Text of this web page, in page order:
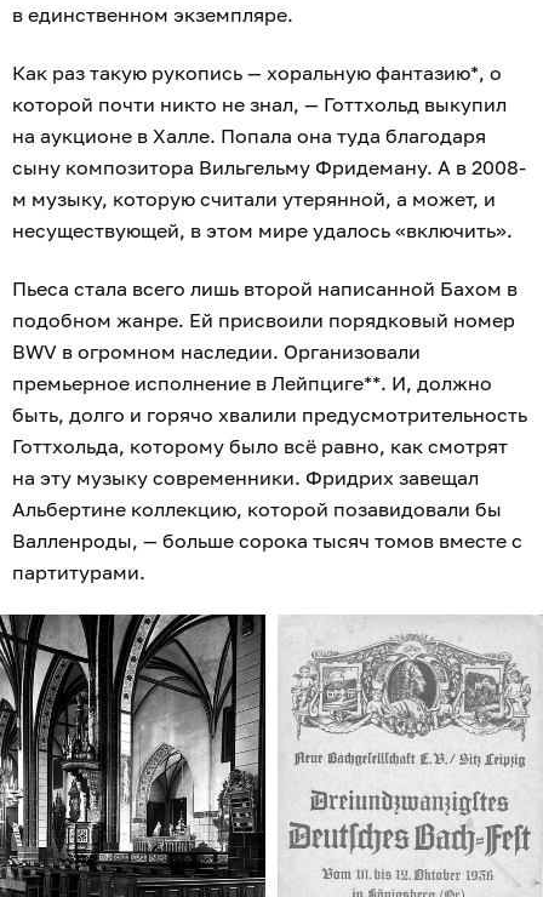
в единственном экземпляре.
Как раз такую рукопись — хоральную фантазию*, о
которой почти никто не знал, — Готтхольд выкупил
на аукционе в Халле. Попала она туда благодаря
сыну композитора Вильгельму Фридеману. А в 2008-
м музыку, которую считали утерянной, а может, и
несуществующей, в этом мире удалось «включить».
Пьеса стала всего лишь второй написанной Бахом в
подобном жанре. Ей присвоили порядковый номер
BWV в огромном наследии. Организовали
премьерное исполнение в Лейпциге**. И, должно
быть, долго и горячо хвалили предусмотрительность
Готтхольда, которому было всё равно, как смотрят
на эту музыку современники. Фридрих завещал
Альбертине коллекцию, которой позавидовали бы
Валленроды, — больше сорока тысяч томов вместе с
партитурами.